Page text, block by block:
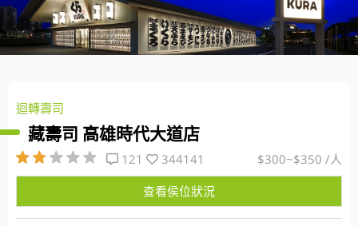
迴轉壽司
藏壽司 高雄時代大道店
121 344141
$300~$350 /人
查看侯位狀況